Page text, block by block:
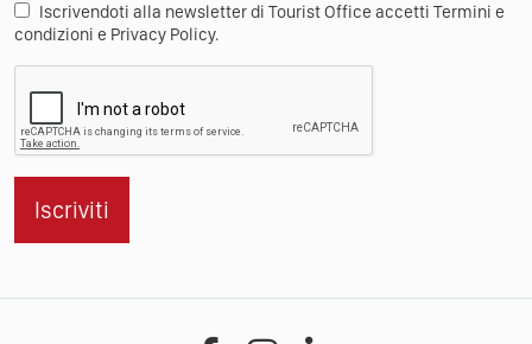
Iscrivendoti alla newsletter di Tourist Office accetti Termini e
condizioni e Privacy Policy.
Iscriviti